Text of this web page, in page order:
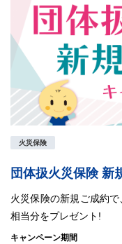
火災保険
団体扱火災保険 新
火災保険の新規ご成約
相当分をプレゼント!
キャンペーン期間